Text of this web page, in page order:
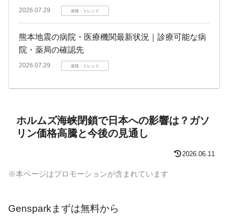
2026.07.29 速報・トレンド
熊本地震の病院・医療機関最新状況｜診療可能な病
院・薬局の確認先
2026.07.29 速報・トレンド
ホルムズ海峡閉鎖で日本への影響は？ガソ
リン価格高騰と今後の見通し
2026.06.11
※本ページはプロモーションが含まれています
Gensparkまずは無料から